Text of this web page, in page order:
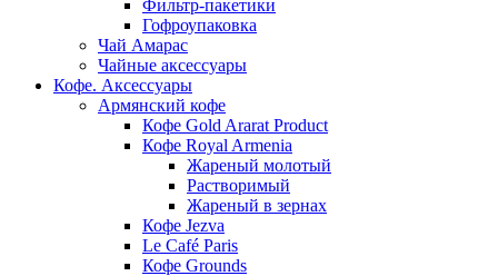
Фильтр-пакетики
Гофроупаковка
Чай Амарас
Чайные аксессуары
Кофе. Аксессуары
Армянский кофе
Кофе Gold Ararat Product
Кофе Royal Armenia
Жареный молотый
Растворимый
Жареный в зернах
Кофе Jezva
Le Café Paris
Кофе Grounds